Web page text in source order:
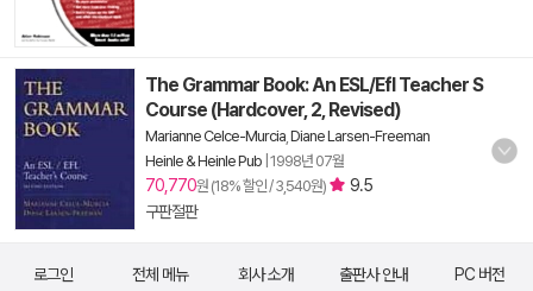
The Grammar Book: An ESL/Efl Teacher S
Course (Hardcover, 2, Revised)
Marianne Celce-Murcia Diane Larsen-Freeman
Heinle & Heinle Pub 1998년 07월
70,770원 (18% 할인 / 3,540원)
9.5
구판절판
로그인 전체 메뉴 회사 소개 출판사 안내 PC 버전